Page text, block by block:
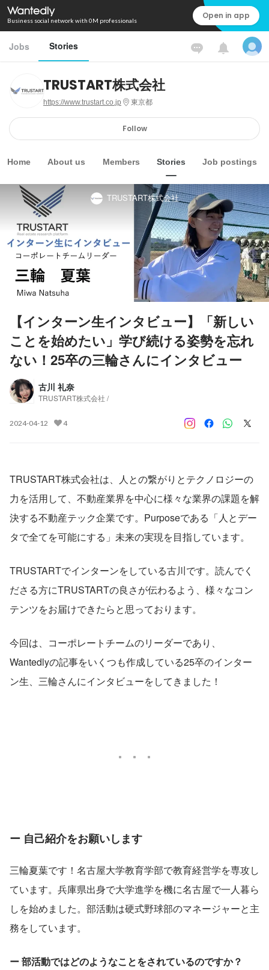
Business social network with 0M professionals Open in app
Jobs Stories
TRUSTART株式会社
https://www.trustart.co.jp 東京都
Follow
Home About us Members Stories Job postings
TRUSTART株式会社
【インターン生インタビュー】「新しい
ことを始めたい」学び続ける姿勢を忘れ
ない！25卒の三輪さんにインタビュー
古川 礼奈
TRUSTART株式会社 /
2024-04-12 4
TRUSTART株式会社は、人との繋がりとテクノロジーの
力を活用して、不動産業界を中心に様々な業界の課題を解
決する不動産テック企業です。Purposeである「人とデー
タで全てを可能にする」未来の実現を目指しています。
TRUSTARTでインターンをしている古川です。読んでく
ださる方にTRUSTARTの良さが伝わるよう、様々なコン
テンツをお届けできたらと思っております。
今回は、コーポレートチームのリーダーであり、
Wantedlyの記事をいくつも作成している25卒のインター
ン生、三輪さんにインタビューをしてきました！
ー 自己紹介をお願いします
三輪夏葉です！名古屋大学教育学部で教育経営学を専攻し
ています。兵庫県出身で大学進学を機に名古屋で一人暮ら
しを始めました。部活動は硬式野球部のマネージャーと主
務をしています。
ー 部活動ではどのようなことをされているのですか？